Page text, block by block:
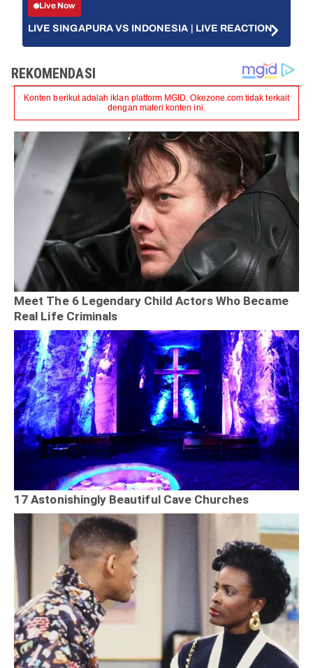
Live Now
LIVE SINGAPURA VS INDONESIA | LIVE REACTION